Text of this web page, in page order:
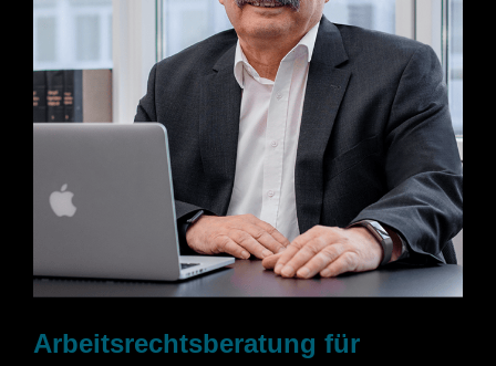
Arbeitsrechtsberatung für